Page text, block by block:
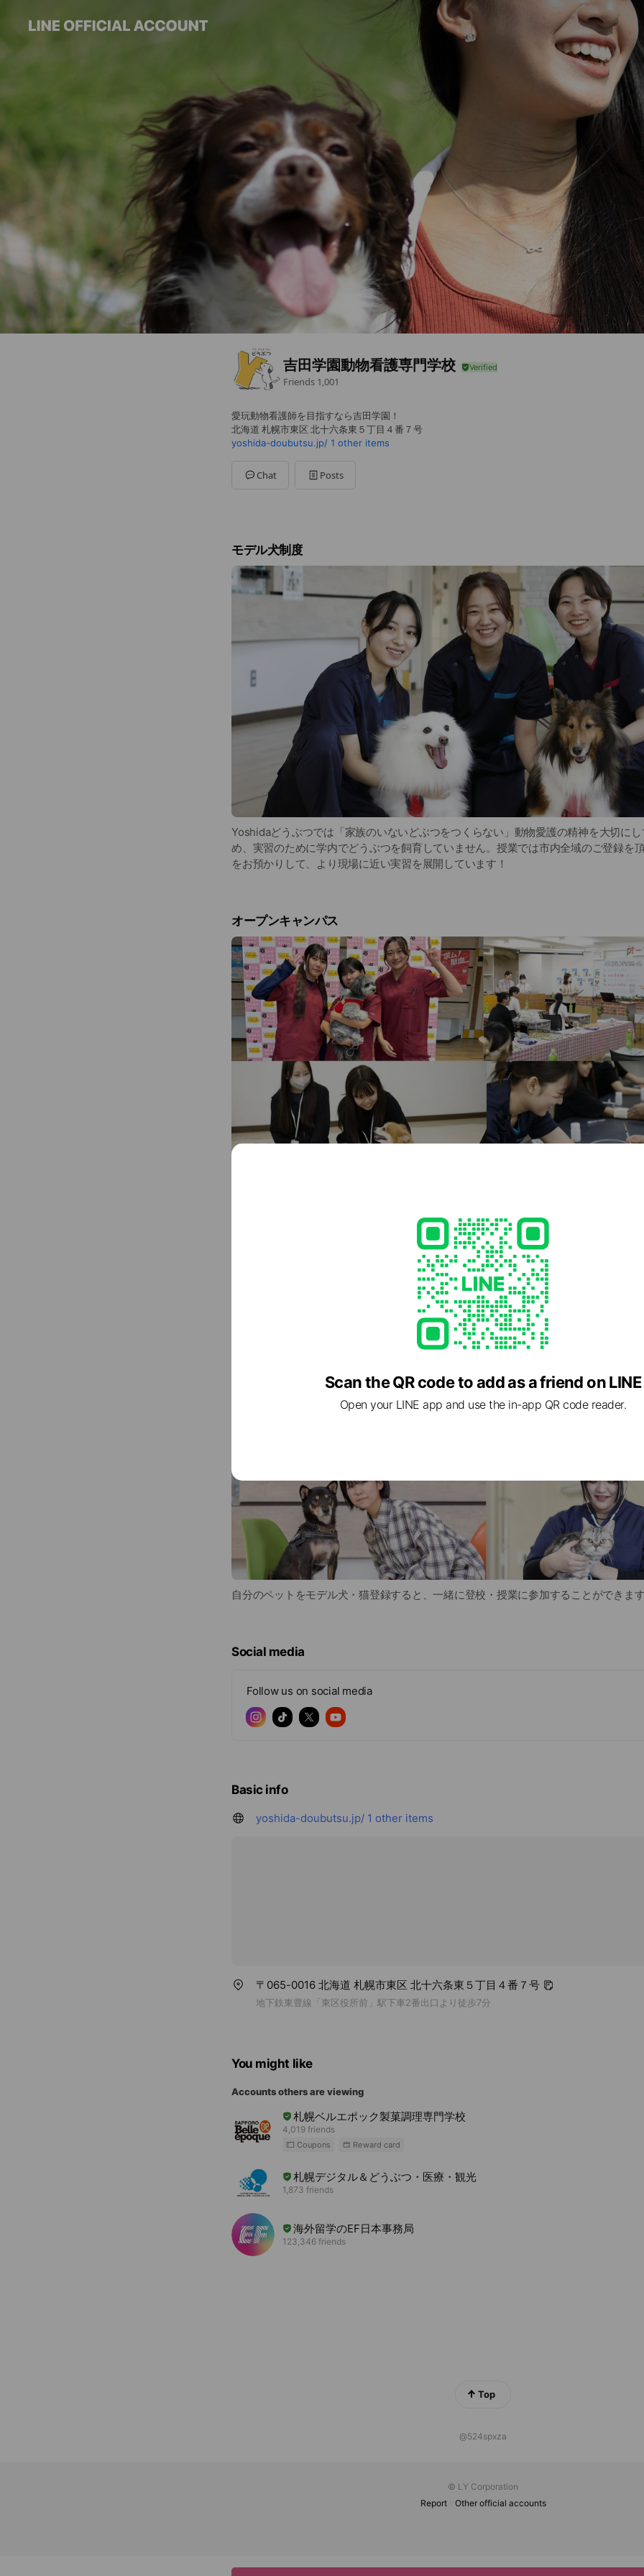
吉田学園動物看護専門学校
Friends 1,001
愛玩動物看護師を目指すなら吉田学園！
北海道 札幌市東区 北十六条東５丁目４番７号
yoshida-doubutsu.jp/ 1 other items
Chat Posts
モデル犬制度
Yoshidaどうぶつでは「家族のいないどぶつをつくらない」動物愛護の精神を大切に
め、実習のために学内でどうぶつを飼育していません。授業では市内全域のご登録を
をお預かりして、より現場に近い実習を展開しています！
オープンキャンパス
す🐕可愛いモデル犬たちとの触れ合い体験あり🐶
個別相談の時間で、不安なことはなんでも相談してOK♪お友達や保護者の方とも参加
お申込みは、LINEのトークで「〇月〇日のオープンキャンパスに参加したい」と送っ
自分のペットをモデル犬・猫登録すると、一緒に登校・授業に参加することができま
Social media
Follow us on social media
Basic info
yoshida-doubutsu.jp/ 1 other items
〒065-0016 北海道 札幌市東区 北十六条東５丁目４番７号
地下鉄東豊線「東区役所前」駅下車2番出口より徒歩7分
You might like
Accounts others are viewing
札幌ベルエポック製菓調理専門学校
4,019 friends
Coupons Reward card
札幌デジタル＆どうぶつ・医療・観光
1,873 friends
海外留学のEF日本事務局
123,346 friends
Top
@524spxza
© LY Corporation
Report
Other official accounts
Scan the QR code to add as a friend on LINE
Open your LINE app and use the in-app QR code reader.